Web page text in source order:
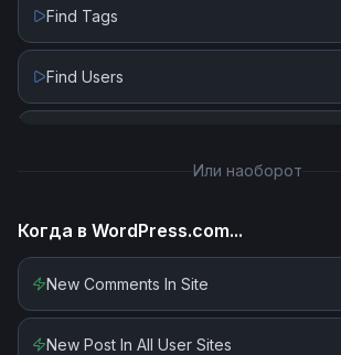
Find Tags
Find Users
Update Post
Upload Media
Или наоборот
Когда в WordPress.com...
New Comments In Site
New Post In All User Sites